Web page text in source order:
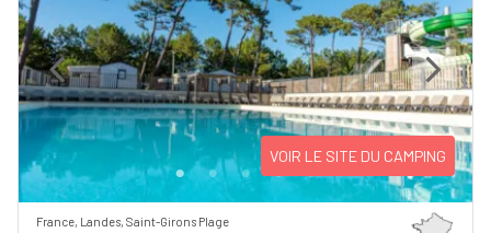
Previous Next
VOIR LE SITE DU CAMPING
France, Landes, Saint-Girons Plage